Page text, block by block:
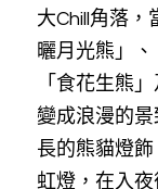
大Chill角落，
曬月光熊」
「食花生熊
變成浪漫的
長的熊貓燈
虹燈，在入